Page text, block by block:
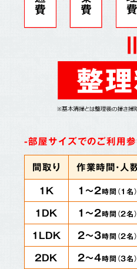
-部屋サイズでのご利用
間取り
作業時間・人
1K
1～2時間（1名）
1DK 1～2時間（2名）
1LDK 2～3時間（2名）
2DK 2～4時間（3名）